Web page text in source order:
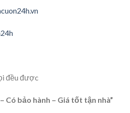
đều được
Có bảo hành – Giá tốt tận nhà”